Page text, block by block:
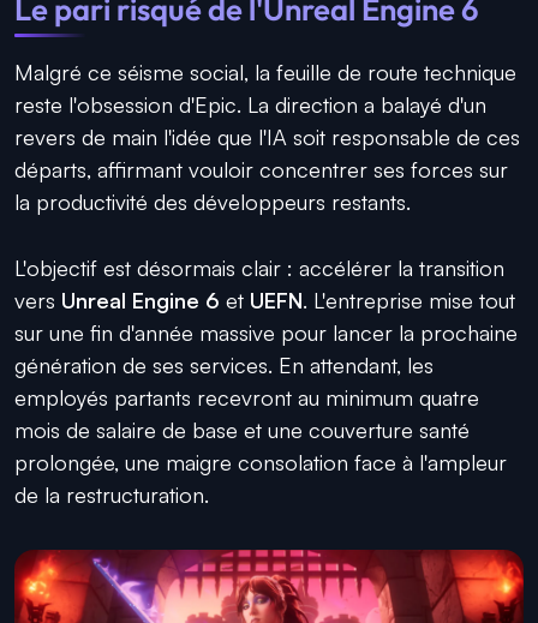
Le pari risqué de l'Unreal Engine 6
Malgré ce séisme social, la feuille de route technique
reste l'obsession d'Epic. La direction a balayé d'un
revers de main l'idée que l'IA soit responsable de ces
départs, affirmant vouloir concentrer ses forces sur
la productivité des développeurs restants.
L'objectif est désormais clair : accélérer la transition
vers Unreal Engine 6 et UEFN. L'entreprise mise tout
sur une fin d'année massive pour lancer la prochaine
génération de ses services. En attendant, les
employés partants recevront au minimum quatre
mois de salaire de base et une couverture santé
prolongée, une maigre consolation face à l'ampleur
de la restructuration.